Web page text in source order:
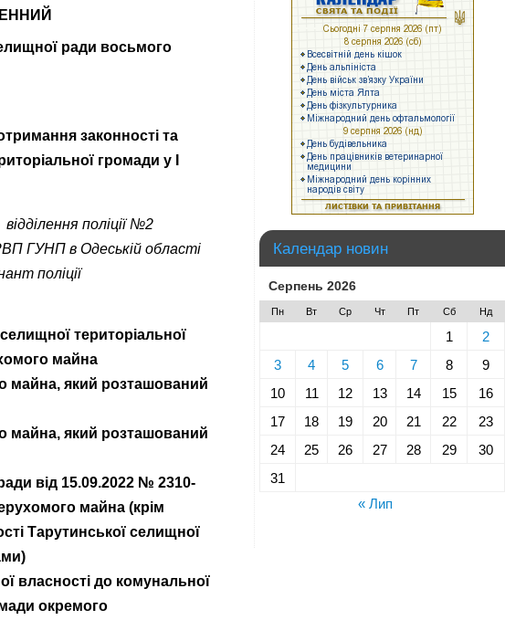
ради восьмого
законності та
громади у І
поліції №2
ГУНП в Одеській області
поліції
територіальної
майна
майна, який розташований
майна, який розташований
від 15.09.2022 № 2310-
майна (крім
Тарутинської селищної
власності до комунальної
окремого
Календар новин
Серпень 2026
Пн Вт Ср Чт Пт Сб Нд
1
2
3
4 5 6 7 8
9
10
11 12 13 14 15
16
17
18 19 20 21 22
23
24
25 26 27 28 29
30
31
« Лип